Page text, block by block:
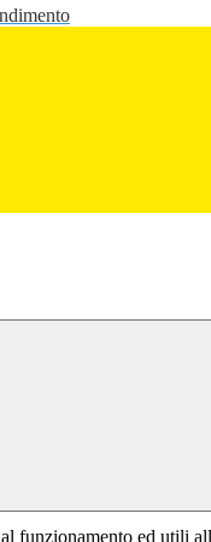
funzionamento ed utili